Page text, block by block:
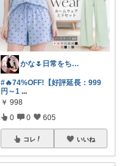
かな🌷日常をちょっと豊かにするもの
#🔥74%OFF!【好評延長：999
円～1 ...
￥ 998
0 0 605
コレ いいね